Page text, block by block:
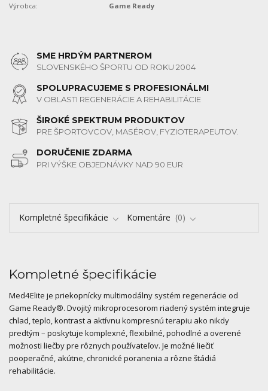
Výrobca: Game Ready
SME HRDÝM PARTNEROM
SLOVENSKÉHO ŠPORTU OD ROKU 2004
SPOLUPRACUJEME S PROFESIONÁLMI
V OBLASTI REGENERÁCIE A REHABILITÁCIE
ŠIROKÉ SPEKTRUM PRODUKTOV
PRE ŠPORTOVCOV, MASÉROV, FYZIOTERAPEUTOV.
DORUČENIE ZDARMA
PRI VÝŠKE OBJEDNÁVKY NAD 90 EUR
Kompletné špecifikácie Komentáre 0
Kompletné špecifikácie
Med4Elite je priekopnícky multimodálny systém regenerácie od
Game Ready®. Dvojitý mikroprocesorom riadený systém integruje
chlad, teplo, kontrast a aktívnu kompresnú terapiu ako nikdy
predtým – poskytuje komplexné, flexibilné, pohodlné a overené
možnosti liečby pre rôznych používateľov. Je možné liečiť
pooperačné, akútne, chronické poranenia a rôzne štádiá
rehabilitácie.